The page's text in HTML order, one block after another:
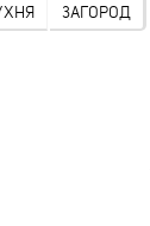
ЗАГОРОД